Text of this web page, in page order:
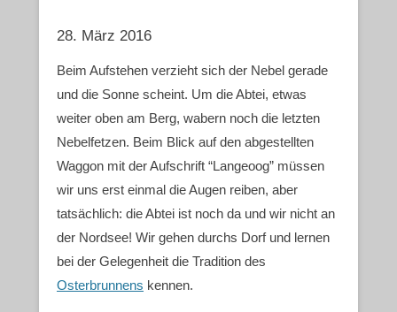
28. März 2016
Beim Aufstehen verzieht sich der Nebel gerade
und die Sonne scheint. Um die Abtei, etwas
weiter oben am Berg, wabern noch die letzten
Nebelfetzen. Beim Blick auf den abgestellten
Waggon mit der Aufschrift “Langeoog” müssen
wir uns erst einmal die Augen reiben, aber
tatsächlich: die Abtei ist noch da und wir nicht an
der Nordsee! Wir gehen durchs Dorf und lernen
bei der Gelegenheit die Tradition des
Osterbrunnens kennen.